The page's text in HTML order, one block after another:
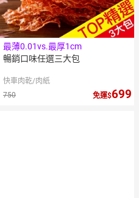
最薄0.01vs.最厚1cm
暢銷口味任選三大包
快車肉乾/肉紙
750
免運 699